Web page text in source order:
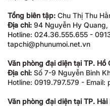
Tổng biên tập: Chu Thị Thu
Địa chỉ: 94 Nguyễn Hy
Hotline: 024.36.555.655 -
tapchi@phunumoi.net.vn
Văn phòng đại diện tại TP. Hồ
Địa chỉ: Số 7-9 Nguyễn Bỉnh
Hotline: 0919.797.579 - Email:
Văn phòng đại diện tại TP. Hải